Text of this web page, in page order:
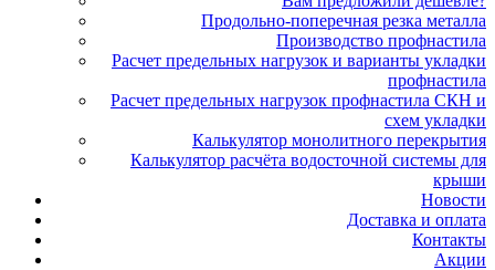
Продольно-поперечная резка металла
Производство профнастила
Расчет предельных нагрузок и варианты укладки
профнастила
Расчет предельных нагрузок профнастила СКН и
схем укладки
Калькулятор монолитного перекрытия
Калькулятор расчёта водосточной системы для
крыши
Новости
Доставка и оплата
Контакты
Акции